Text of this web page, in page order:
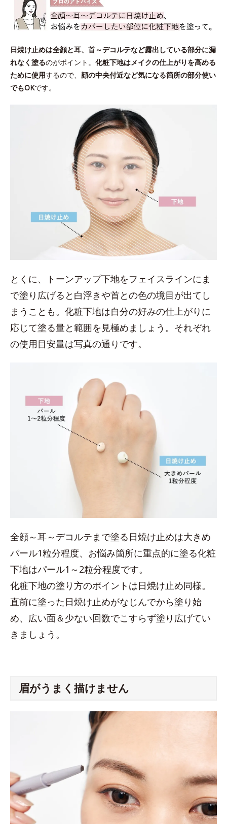
日焼け止めは全顔と耳、首～デコルテなど露出している部分に漏
れなく塗るのがポイント。 化粧下地はメイクの仕上がりを高める
ために使用するので、 顔の中央付近など気になる箇所の部分使い
でもOKです。
とくに、トーンアップ下地をフェイスラインにま
で塗り広げると白浮きや首との色の境目が出てし
まうことも。化粧下地は自分の好みの仕上がりに
応じて塗る量と範囲を見極めましょう。それぞれ
の使用目安量は写真の通りです。
全顔～耳～デコルテまで塗る日焼け止めは大きめ
パール1粒分程度、お悩み箇所に重点的に塗る化粧
下地はパール1～2粒分程度です。
化粧下地の塗り方のポイントは日焼け止め同様。
直前に塗った日焼け止めがなじんでから塗り始
め、広い面＆少ない回数でこすらず塗り広げてい
きましょう。
眉がうまく描けません